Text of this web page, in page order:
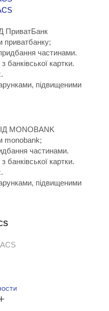
приватбанку;
частинами.
картки.
підвищеними
MONOBANK
monobank;
частинами.
картки.
підвищеними